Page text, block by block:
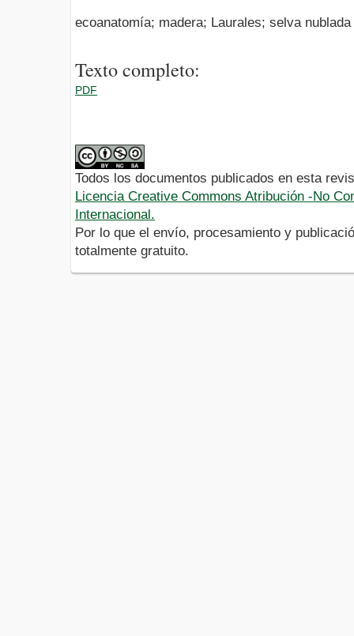
ecoanatomía; madera; Laurales; selva
Texto completo:
PDF
Todos los documentos publicados en esta
Licencia Creative Commons Atribución -No
Internacional.
Por lo que el envío, procesamiento y
totalmente gratuito.